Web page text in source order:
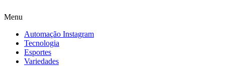
Menu
Automação Instagram
Tecnologia
Esportes
Variedades